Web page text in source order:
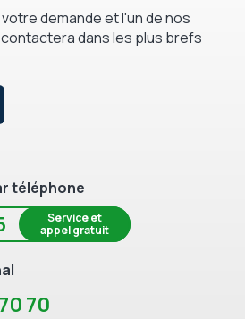
demande et l'un de nos
dans les plus brefs
téléphone
Service et
appel gratuit
70